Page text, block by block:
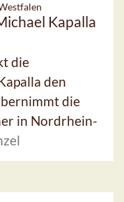
Kapalla
die
den
die
in Nordrhein-